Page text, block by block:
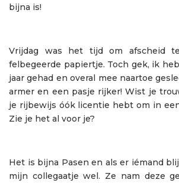
bijna is!
Vrijdag was het tijd om afscheid
felbegeerde papiertje. Toch gek, ik
jaar gehad en overal mee naartoe
armer en een pasje rijker! Wist je
je rijbewijs óók licentie hebt om in
Zie je het al voor je?
Het is bijna Pasen en als er iémand
mijn collegaatje wel. Ze nam deze